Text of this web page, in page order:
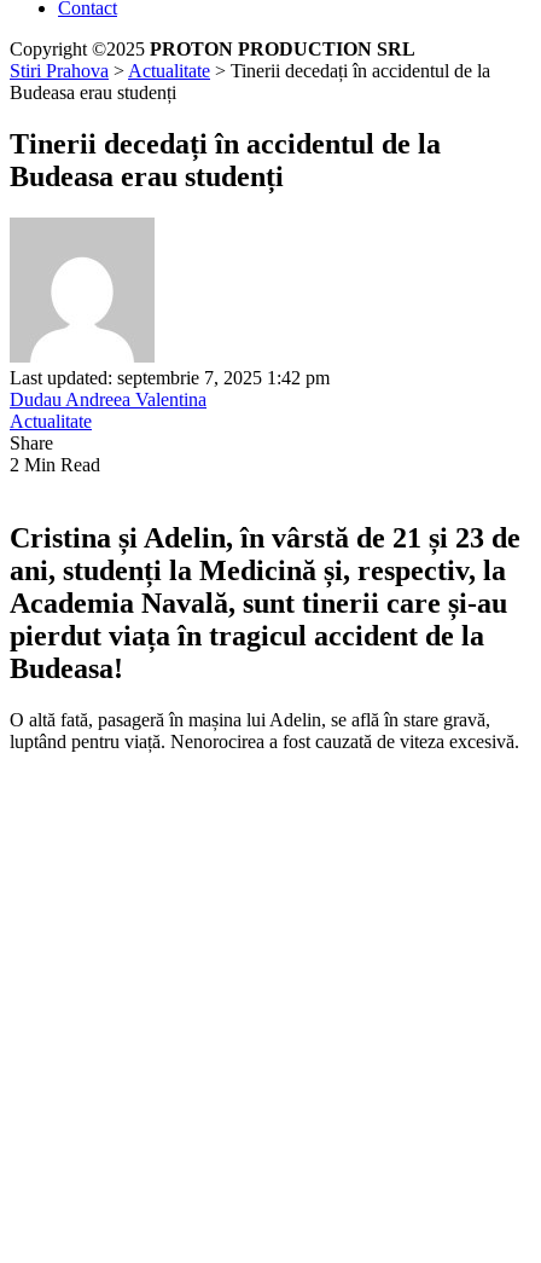
Contact
Copyright ©2025 PROTON PRODUCTION SRL
Stiri Prahova > Actualitate > Tinerii decedați în accidentul de la
Budeasa erau studenți
Tinerii decedați în accidentul de la
Budeasa erau studenți
Last updated: septembrie 7, 2025 1:42 pm
Dudau Andreea Valentina
Actualitate
Share
2 Min Read
Cristina și Adelin, în vârstă de 21 și 23 de
ani, studenți la Medicină și, respectiv, la
Academia Navală, sunt tinerii care și-au
pierdut viața în tragicul accident de la
Budeasa!
O altă fată, pasageră în mașina lui Adelin, se află în stare gravă,
luptând pentru viață. Nenorocirea a fost cauzată de viteza excesivă.